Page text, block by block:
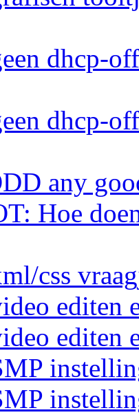
dhcp-
dhcp-
any
Hoe
css
editen
editen